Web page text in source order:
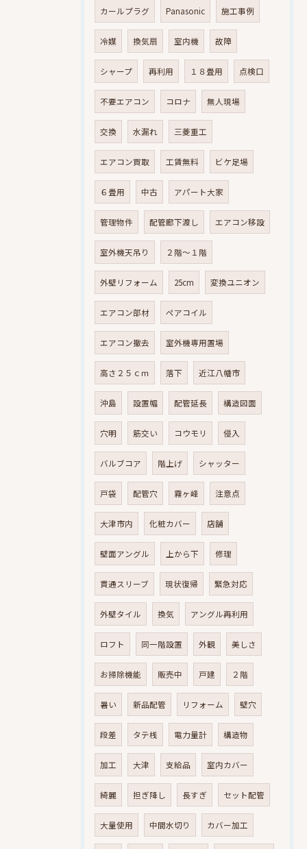
カールプラグ Panasonic 施工事例
冷媒 換気扇 室内機 故障
シャープ 再利用 １８畳用 点検口
不要エアコン コロナ 無人現場
交換 水漏れ 三菱重工
エアコン買取 工賃無料 ビケ足場
６畳用 中古 アパート大家
管理物件 配管廊下渡し エアコン移設
室外機天吊り ２階～１階
外壁リフォーム 25cm 変換ユニオン
エアコン部材 ペアコイル
エアコン撤去 室外機専用置場
高さ２５ｃｍ 落下 近江八幡市
沖島 設置幅 配管延長 構造図面
穴明 筋交い コウモリ 侵入
バルブコア 階上げ シャッター
戸袋 配管穴 霧ヶ峰 注意点
大津市内 化粧カバー 店舗
壁面アングル 上から下 修理
貫通スリーブ 現状復帰 緊急対応
外壁タイル 換気 アングル再利用
ロフト 同一階設置 外観 美しさ
お掃除機能 販売中 戸建 ２階
暑い 新品配管 リフォーム 壁穴
段差 タテ桟 電力量計 構造物
加工 大津 支給品 室内カバー
綺麗 担ぎ降し 長すぎ セット配管
大量使用 中間水切り カバー加工